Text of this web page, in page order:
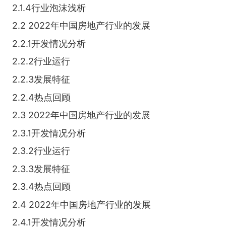
2.1.4行业泡沫浅析
2.2 2022年中国房地产行业的发展
2.2.1开发情况分析
2.2.2行业运行
2.2.3发展特征
2.2.4热点回顾
2.3 2022年中国房地产行业的发展
2.3.1开发情况分析
2.3.2行业运行
2.3.3发展特征
2.3.4热点回顾
2.4 2022年中国房地产行业的发展
2.4.1开发情况分析